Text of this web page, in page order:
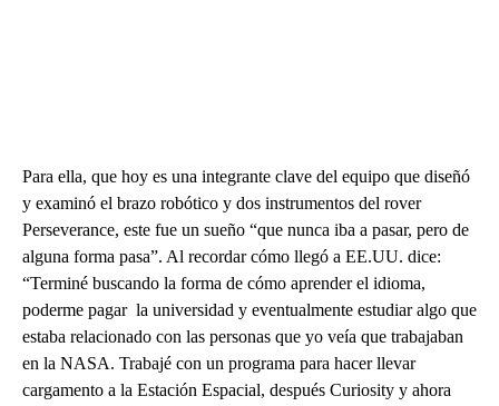
Para ella, que hoy es una integrante clave del equipo que diseñó
y examinó el brazo robótico y dos instrumentos del rover
Perseverance, este fue un sueño “que nunca iba a pasar, pero de
alguna forma pasa”. Al recordar cómo llegó a EE.UU. dice:
“Terminé buscando la forma de cómo aprender el idioma,
poderme pagar la universidad y eventualmente estudiar algo que
estaba relacionado con las personas que yo veía que trabajaban
en la NASA. Trabajé con un programa para hacer llevar
cargamento a la Estación Espacial, después Curiosity y ahora